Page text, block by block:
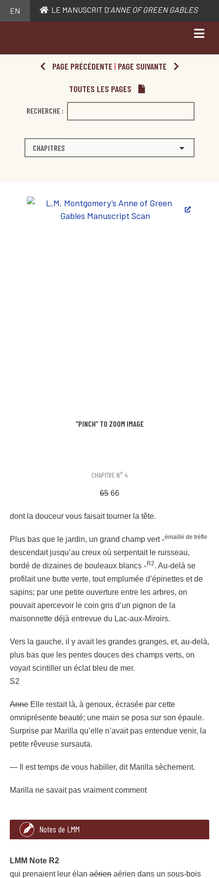
EN LE MANUSCRIT D’ANNE OF GREEN GABLES
PAGE PRÉCÉDENTE | PAGE SUIVANTE
TOUTES LES PAGES
RECHERCHE :
CHAPITRES
“PINCH” TO ZOOM IMAGE
CHAPITRE N° 4
65 66
dont la douceur vous faisait tourner la tête.
Plus bas que le jardin, un grand champ vert ^
émaillé de trèfle
descendait jusqu’au creux où serpentait le ruisseau,
bordé de dizaines de bouleaux blancs ^
R2. Au-delà se
profilait une butte verte, tout emplumée d’épinettes et de
sapins; par une petite ouverture entre les arbres, on
pouvait apercevoir le coin gris d’un pignon de la
maisonnette déjà entrevue du Lac-aux-Miroirs.
Vers la gauche, il y avait les grandes granges, et, au-delà,
plus bas que les pentes douces des champs verts, on
voyait scintiller un éclat bleu de mer.
S2
Anne Elle restait là, à genoux, écrasée par cette
omniprésente beauté; une main se posa sur son épaule.
Surprise par Marilla qu’elle n’avait pas entendue venir, la
petite rêveuse sursauta.
— Il est temps de vous habiller, dit Marilla sèchement.
Marilla ne savait pas vraiment comment
dont la douceur vous faisait tourner la tête.
Plus bas que le jardin, un grand champ vert (commencer
Notes de LMM
LMM Note R2
qui prenaient leur élan aérien aérien dans un sous-bois